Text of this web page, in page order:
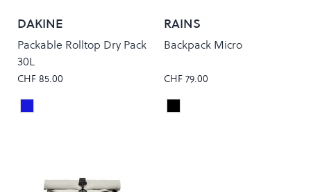
DAKINE
Packable Rolltop Dry Pack
30L
CHF 85.00
Colour
Deep Blue
RAINS
Backpack Micro
CHF 79.00
Colour
Black